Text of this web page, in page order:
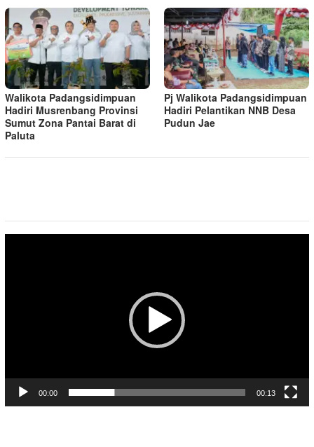
Walikota Padangsidimpuan
Hadiri Musrenbang Provinsi
Sumut Zona Pantai Barat di
Paluta
Pj Walikota Padangsidimpuan
Hadiri Pelantikan NNB Desa
Pudun Jae
00:00 00:13